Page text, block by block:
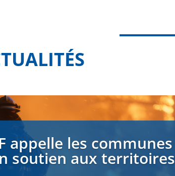
appelle les communes
soutien aux territoires